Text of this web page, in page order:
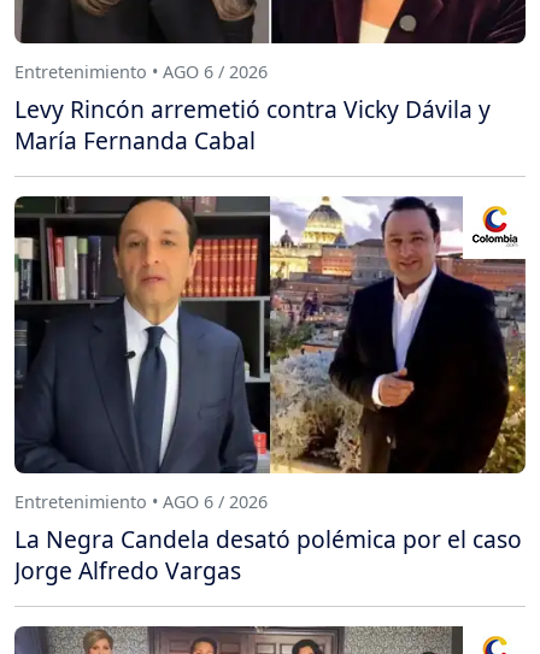
Entretenimiento • AGO 6 / 2026
Levy Rincón arremetió contra Vicky Dávila y
María Fernanda Cabal
Entretenimiento • AGO 6 / 2026
La Negra Candela desató polémica por el caso
Jorge Alfredo Vargas